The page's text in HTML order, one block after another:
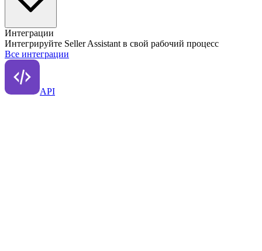
Интеграции
Интегрируйте Seller Assistant в свой рабочий процесс
Все интеграции
API